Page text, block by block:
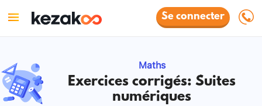
Se connecter
Maths
Exercices corrigés: Suites
numériques